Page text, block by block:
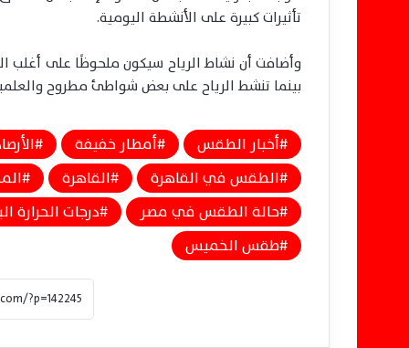
تأثيرات كبيرة على الأنشطة اليومية.
وأضافت أن نشاط الرياح سيكون ملحوظًا على أغلب
بينما تنشط الرياح على بعض شواطئ مطروح والعلمين
أخبار الطقس أمطار خفيفة
الطقس في القاهرة
القاهرة
حالة الطقس في مصر
درجات الحرارة
طقس الخميس